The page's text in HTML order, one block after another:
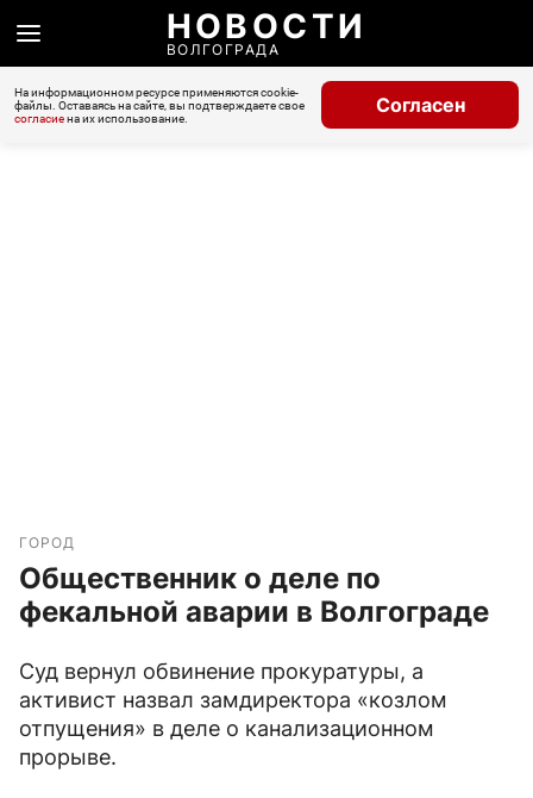
НОВОСТИ
ВОЛГОГРАДА
На информационном ресурсе применяются cookie-
файлы. Оставаясь на сайте, вы подтверждаете свое
согласиена их использование.
Согласен
ГОРОД
Общественник о деле по
фекальной аварии в Волгограде
Суд вернул обвинение прокуратуры, а
активист назвал замдиректора «козлом
отпущения» в деле о канализационном
прорыве.